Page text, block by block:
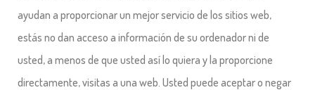
ayudan a proporcionar un mejor servicio de los sitios web,
estás no dan acceso a información de su ordenador ni de
usted, a menos de que usted así lo quiera y la proporcione
directamente, visitas a una web. Usted puede aceptar o negar